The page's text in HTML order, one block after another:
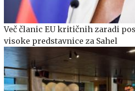
Več članic EU kritičnih zaradi
visoke predstavnice za Sahel